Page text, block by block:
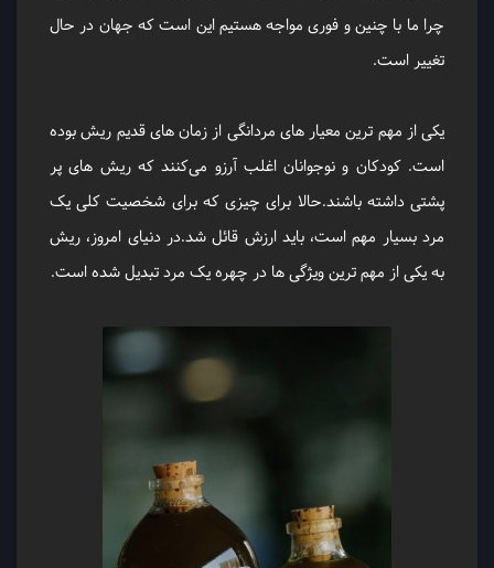
چرا ما با چنین و فوری مواجه هستیم این است که جهان در حال
تغییر است.
یکی از مهم‌ ترین معیار های مردانگی از زمان های قدیم ریش بوده
‌است. کودکان و نوجوانان اغلب آرزو می‌کنند که ریش‌ های پر
پشتی داشته باشند.حالا برای چیزی که برای شخصیت کلی یک
مرد بسیار مهم است، باید ارزش قائل شد.در دنیای امروز، ریش
به یکی از مهم‌ ترین ویژگی ‌ها در چهره یک مرد تبدیل شده ‌است.